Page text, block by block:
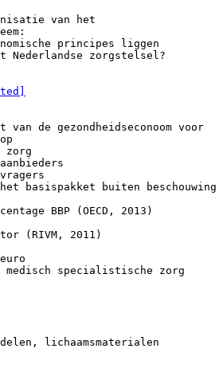
van het
principes liggen
Nederlandse zorgstelsel?
van de gezondheidseconoom voor
zorg
basispakket buiten beschouwing
BBP (OECD, 2013)
(RIVM, 2011)
medisch specialistische zorg
lichaamsmaterialen